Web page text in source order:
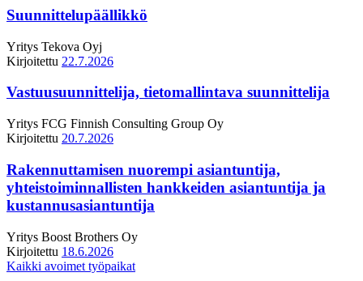
Suunnittelupäällikkö
Yritys Tekova Oyj
Kirjoitettu 22.7.2026
Vastuusuunnittelija, tietomallintava suunnittelija
Yritys FCG Finnish Consulting Group Oy
Kirjoitettu 20.7.2026
Rakennuttamisen nuorempi asiantuntija,
yhteistoiminnallisten hankkeiden asiantuntija ja
kustannusasiantuntija
Yritys Boost Brothers Oy
Kirjoitettu 18.6.2026
Kaikki avoimet työpaikat